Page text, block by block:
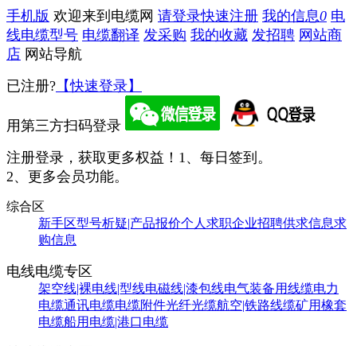
手机版 欢迎来到电缆网 请登录快速注册 我的信息0 电
线电缆型号 电缆翻译 发采购 我的收藏 发招聘 网站商
店 网站导航
已注册? 【快速登录】
用第三方扫码登录
注册登录，获取更多权益！ 1、每日签到。
2、更多会员功能。
综合区
新手区型号析疑|产品报价个人求职企业招聘供求信息求
购信息
电线电缆专区
架空线|裸电线|型线电磁线|漆包线电气装备用线缆电力
电缆通讯电缆电缆附件光纤光缆航空|铁路线缆矿用橡套
电缆船用电缆|港口电缆